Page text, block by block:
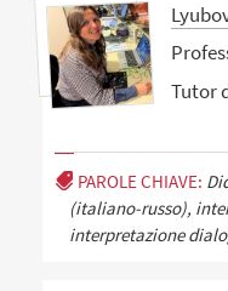
Tutor
PAROLE CHIAVE:
(italiano-russo),
interpretazione